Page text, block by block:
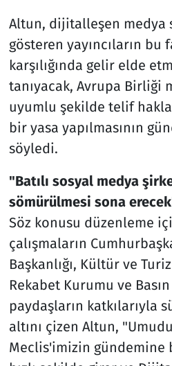
Altun, dijitalleşen medya
gösteren yayıncıların bu
karşılığında gelir elde
tanıyacak, Avrupa Birliği
uyumlu şekilde telif
bir yasa yapılmasının
söyledi.
"Batılı sosyal medya
sömürülmesi sona
Söz konusu düzenleme
çalışmaların
Başkanlığı, Kültür ve
Rekabet Kurumu ve
paydaşların katkılarıyla
altını çizen Altun,
Meclis'imizin gündemine